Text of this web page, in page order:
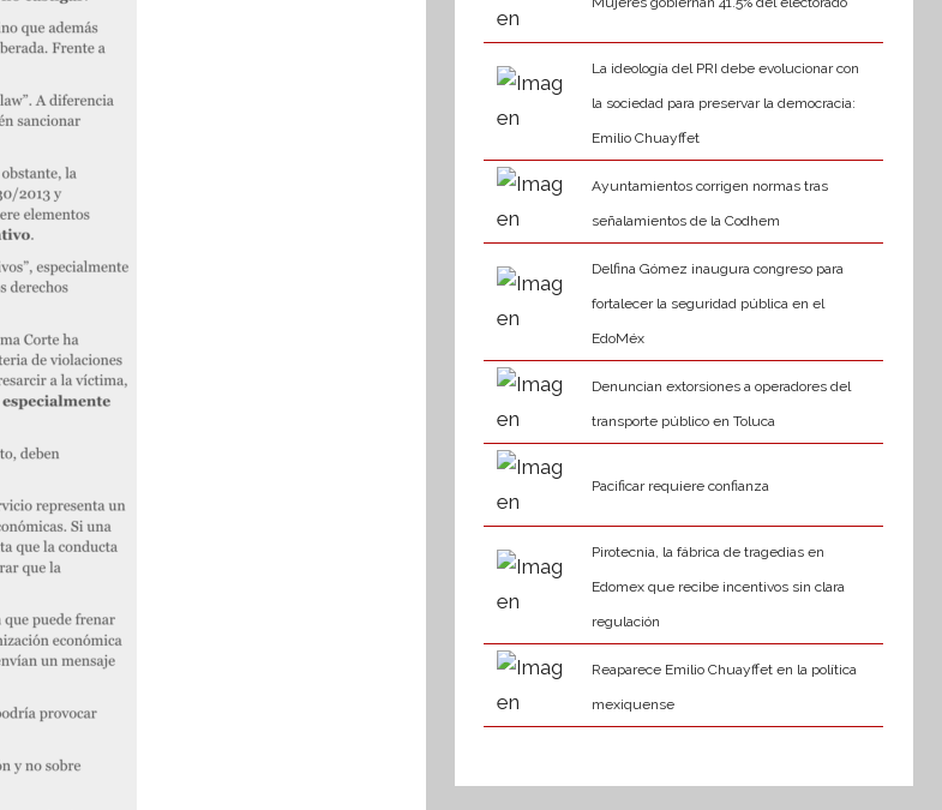
La ideología del PRI debe evolucionar con
la sociedad para preservar la democracia:
Emilio Chuayffet
Ayuntamientos corrigen normas tras
señalamientos de la Codhem
Delfina Gómez inaugura congreso para
fortalecer la seguridad pública en el
EdoMéx
Denuncian extorsiones a operadores del
transporte público en Toluca
Pacificar requiere confianza
Pirotecnia, la fábrica de tragedias en
Edomex que recibe incentivos sin clara
regulación
Reaparece Emilio Chuayffet en la política
mexiquense